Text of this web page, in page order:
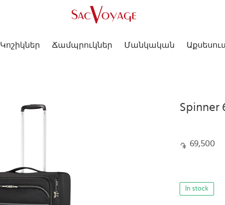
Կոշիկներ Ճամպրուկներ Մանկական
Spinner
69,500
In stock